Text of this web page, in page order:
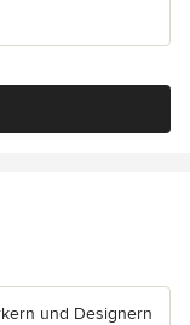
und Designern